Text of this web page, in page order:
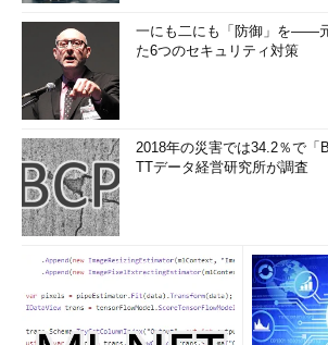
一にも二にも「防御」を――
た6つのセキュリティ対策
2018年の災害では34.2％で「
TTデータ経営研究所が調査